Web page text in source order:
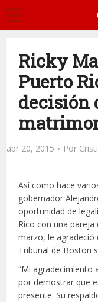
Ricky
Puerto
decisión
abr 20, 2015 Por
Así como hace
gobernador
oportunidad de
Rico con una
marzo, le agradeció
Tribunal de Boston
“Mi agradecimiento
por demostrar que
presente. Su